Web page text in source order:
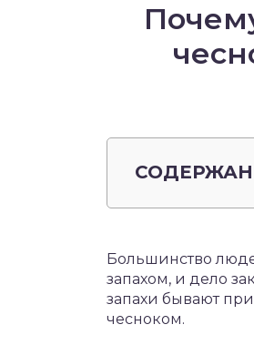
Большинство
запахом, и дело
запахи бывают
чесноком.